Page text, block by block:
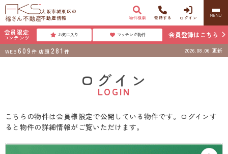
大阪市城東区の
不動産情報
物件検索 電話する ログイン MENU
会員限定
コンテンツ お気に入り マッチング物件 会員登録はこちら
WEB 609 件 店頭 281 件 2026.08.06 更新
ログイン
LOGIN
こちらの物件は会員様限定で公開している物件です。ログインす
ると物件の詳細情報がご覧いただけます。